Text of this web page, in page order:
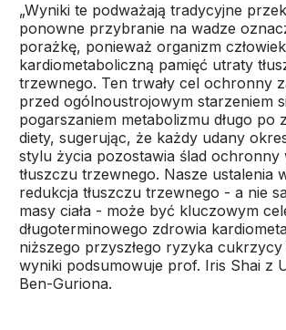
„Wyniki te podważają tradycyjne
ponowne przybranie na wadze
porażkę, ponieważ organizm
kardiometaboliczną pamięć utraty
trzewnego. Ten trwały cel ochronny
przed ogólnoustrojowym starzeniem
pogarszaniem metabolizmu długo po
diety, sugerując, że każdy udany
stylu życia pozostawia ślad
tłuszczu trzewnego. Nasze ustalenia
redukcja tłuszczu trzewnego - a nie
masy ciała - może być kluczowym
długoterminowego zdrowia
niższego przyszłego ryzyka cukrzycy
wyniki podsumowuje prof. Iris Shai z
Ben-Guriona.